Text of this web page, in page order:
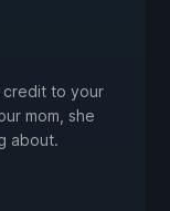
credit to your
mom, she
about.